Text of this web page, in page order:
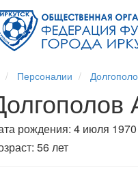
Персоналии
рождения: 4 июля 1970
56 лет